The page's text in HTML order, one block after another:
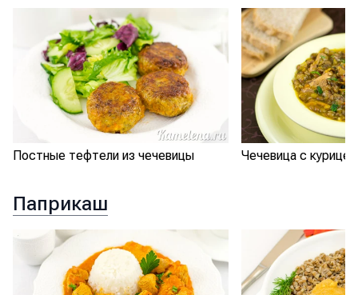
Постные тефтели из чечевицы Чечевица с курицей
Паприкаш